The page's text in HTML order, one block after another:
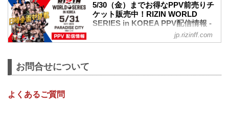
5/30（金）までお得なPPV前売りチ
ケット販売中！RIZIN WORLD
SERIES in KOREA PPV配信情報 -
RIZIN FIGHTING FEDERATION オ
フィシャルサイト
RIZIN 100 CLUB、ABEMA、U-NEXT、
jp.rizinff.com
お問合せについて
よくあるご質問